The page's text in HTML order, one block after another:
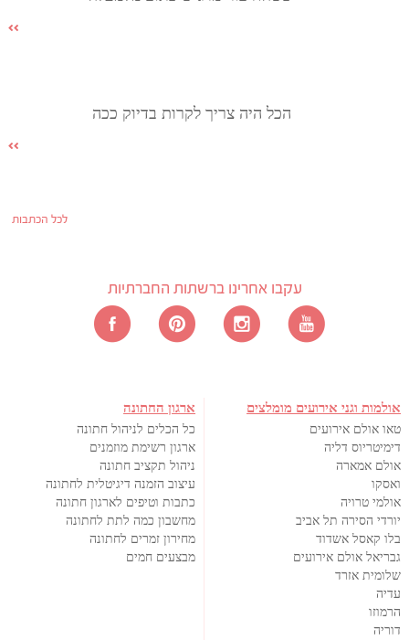
הכל היה צריך לקרות בדיוק ככה
לכל הכתבות
עקבו אחרינו ברשתות החברתיות
אולמות וגני אירועים מומלצים
טאו אולם אירועים
דימיטריוס דליה
אולם אמארה
ואסקו
אולמי טרויה
יורדי הסירה תל אביב
בלו קאסל אשדוד
גבריאל אולם אירועים
שלומית אזרד
עדיה
הרמוזו
דוריה
ארגון החתונה
כל הכלים לניהול חתונה
ארגון רשימת מוזמנים
ניהול תקציב חתונה
עיצוב הזמנה דיגיטלית לחתונה
כתבות וטיפים לארגון חתונה
מחשבון כמה לתת לחתונה
מחירון זמרים לחתונה
מבצעים חמים